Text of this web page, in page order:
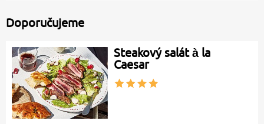
Doporučujeme
Steakový salát à la
Caesar